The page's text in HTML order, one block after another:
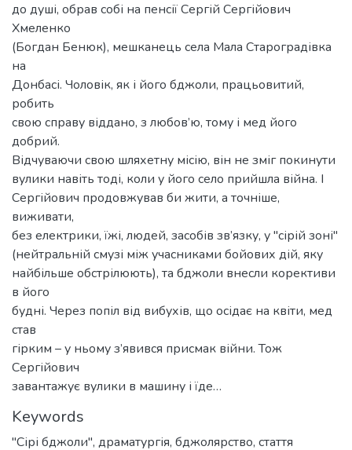
до душі, обрав собі на пенсії Сергій Сергійович
Хмеленко
(Богдан Бенюк), мешканець села Мала Староградівка
на
Донбасі. Чоловік, як і його бджоли, працьовитий,
робить
свою справу віддано, з любов’ю, тому і мед його
добрий.
Відчуваючи свою шляхетну місію, він не зміг покинути
вулики навіть тоді, коли у його село прийшла війна. І
Сергійович продовжував би жити, а точніше,
виживати,
без електрики, їжі, людей, засобів зв’язку, у "сірій зоні"
(нейтральній смузі між учасниками бойових дій, яку
найбільше обстрілюють), та бджоли внесли корективи
в його
будні. Через попіл від вибухів, що осідає на квіти, мед
став
гірким – у ньому з’явився присмак війни. Тож
Сергійович
завантажує вулики в машину і їде…
Keywords
"Сірі бджоли", драматургія, бджолярство, стаття